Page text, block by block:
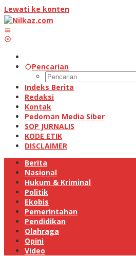
Lewati ke konten
Pencarian
Indeks Berita
Redaksi
Kontak
Pedoman Media Siber
SOP JURNALIS
KODE ETIK
DISCLAIMER
Berita
Nasional
Hukum & Kriminal
Politik
Ekobis
Pemerintahan
Pendidikan
Olahraga
Opini
Video